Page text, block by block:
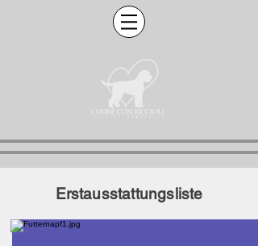
Erstausstattungsliste